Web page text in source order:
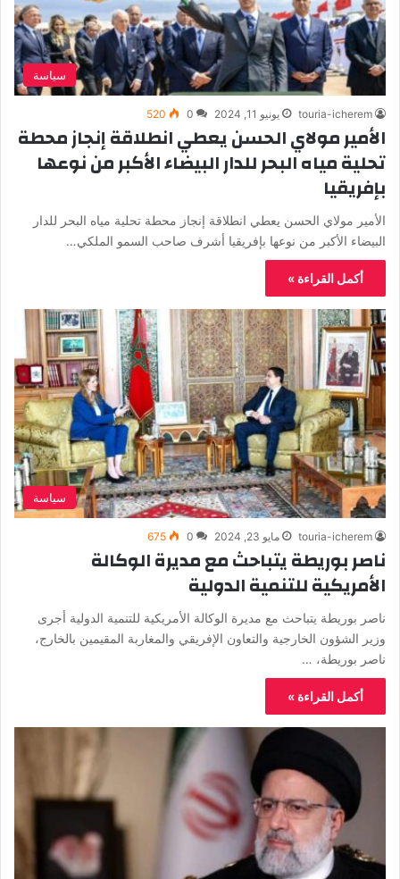
سياسة
touria-icherem يونيو 11, 2024 0
520
الأمير مولاي الحسن يعطي انطلاقة إنجاز محطة
تحلية مياه البحر للدار البيضاء الأكبر من نوعها
بإفريقيا
الأمير مولاي الحسن يعطي انطلاقة إنجاز محطة تحلية مياه البحر للدار
البيضاء الأكبر من نوعها بإفريقيا أشرف صاحب السمو الملكي…
أكمل القراءة »
سياسة
touria-icherem مايو 23, 2024 0
675
ناصر بوريطة يتباحث مع مديرة الوكالة
الأمريكية للتنمية الدولية
ناصر بوريطة يتباحث مع مديرة الوكالة الأمريكية للتنمية الدولية أجرى
وزير الشؤون الخارجية والتعاون الإفريقي والمغاربة المقيمين بالخارج،
ناصر بوريطة، …
أكمل القراءة »